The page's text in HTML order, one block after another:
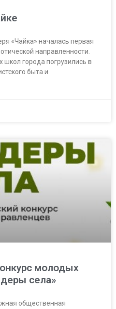
«Чайка» началась первая
направленности.
города погрузились в
быта и
молодых
села»
общественная